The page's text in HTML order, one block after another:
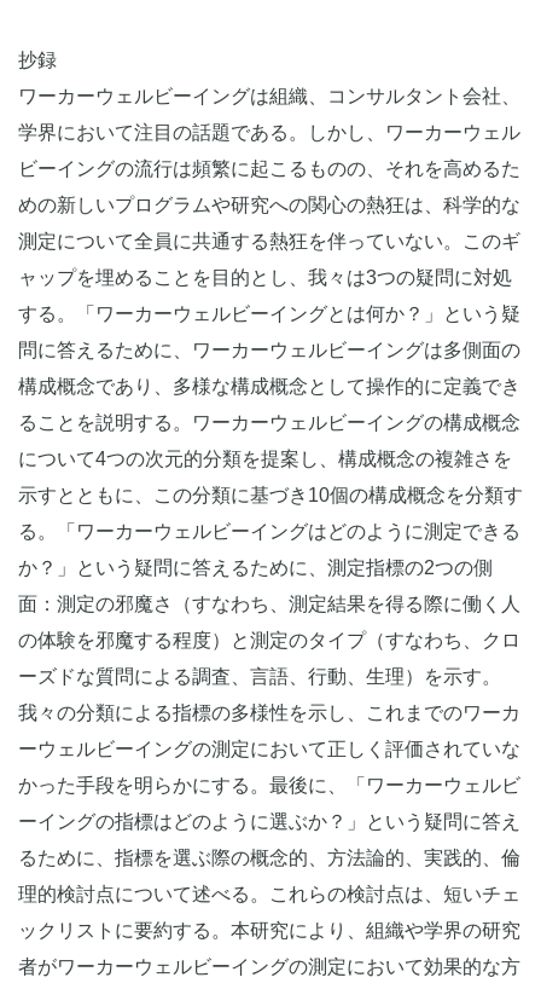
抄録
ワーカーウェルビーイングは組織、コンサルタント会社、
学界において注目の話題である。しかし、ワーカーウェル
ビーイングの流行は頻繁に起こるものの、それを高めるた
めの新しいプログラムや研究への関心の熱狂は、科学的な
測定について全員に共通する熱狂を伴っていない。このギ
ャップを埋めることを目的とし、我々は3つの疑問に対処
する。「ワーカーウェルビーイングとは何か？」という疑
問に答えるために、ワーカーウェルビーイングは多側面の
構成概念であり、多様な構成概念として操作的に定義でき
ることを説明する。ワーカーウェルビーイングの構成概念
について4つの次元的分類を提案し、構成概念の複雑さを
示すとともに、この分類に基づき10個の構成概念を分類す
る。「ワーカーウェルビーイングはどのように測定できる
か？」という疑問に答えるために、測定指標の2つの側
面：測定の邪魔さ（すなわち、測定結果を得る際に働く人
の体験を邪魔する程度）と測定のタイプ（すなわち、クロ
ーズドな質問による調査、言語、行動、生理）を示す。
我々の分類による指標の多様性を示し、これまでのワーカ
ーウェルビーイングの測定において正しく評価されていな
かった手段を明らかにする。最後に、「ワーカーウェルビ
ーイングの指標はどのように選ぶか？」という疑問に答え
るために、指標を選ぶ際の概念的、方法論的、実践的、倫
理的検討点について述べる。これらの検討点は、短いチェ
ックリストに要約する。本研究により、組織や学界の研究
者がワーカーウェルビーイングの測定において効果的な方